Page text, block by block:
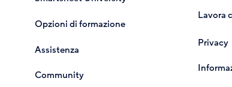
Opzioni di formazione
Assistenza
Community
Lavora
Privacy